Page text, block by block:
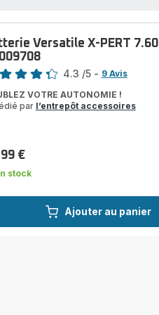
Ajouter au panier
Versatile X-PERT 7.60
4.3 /5 - 9 Avis
VOTRE AUTONOMIE !
par l’entrepôt accessoires
€
stock